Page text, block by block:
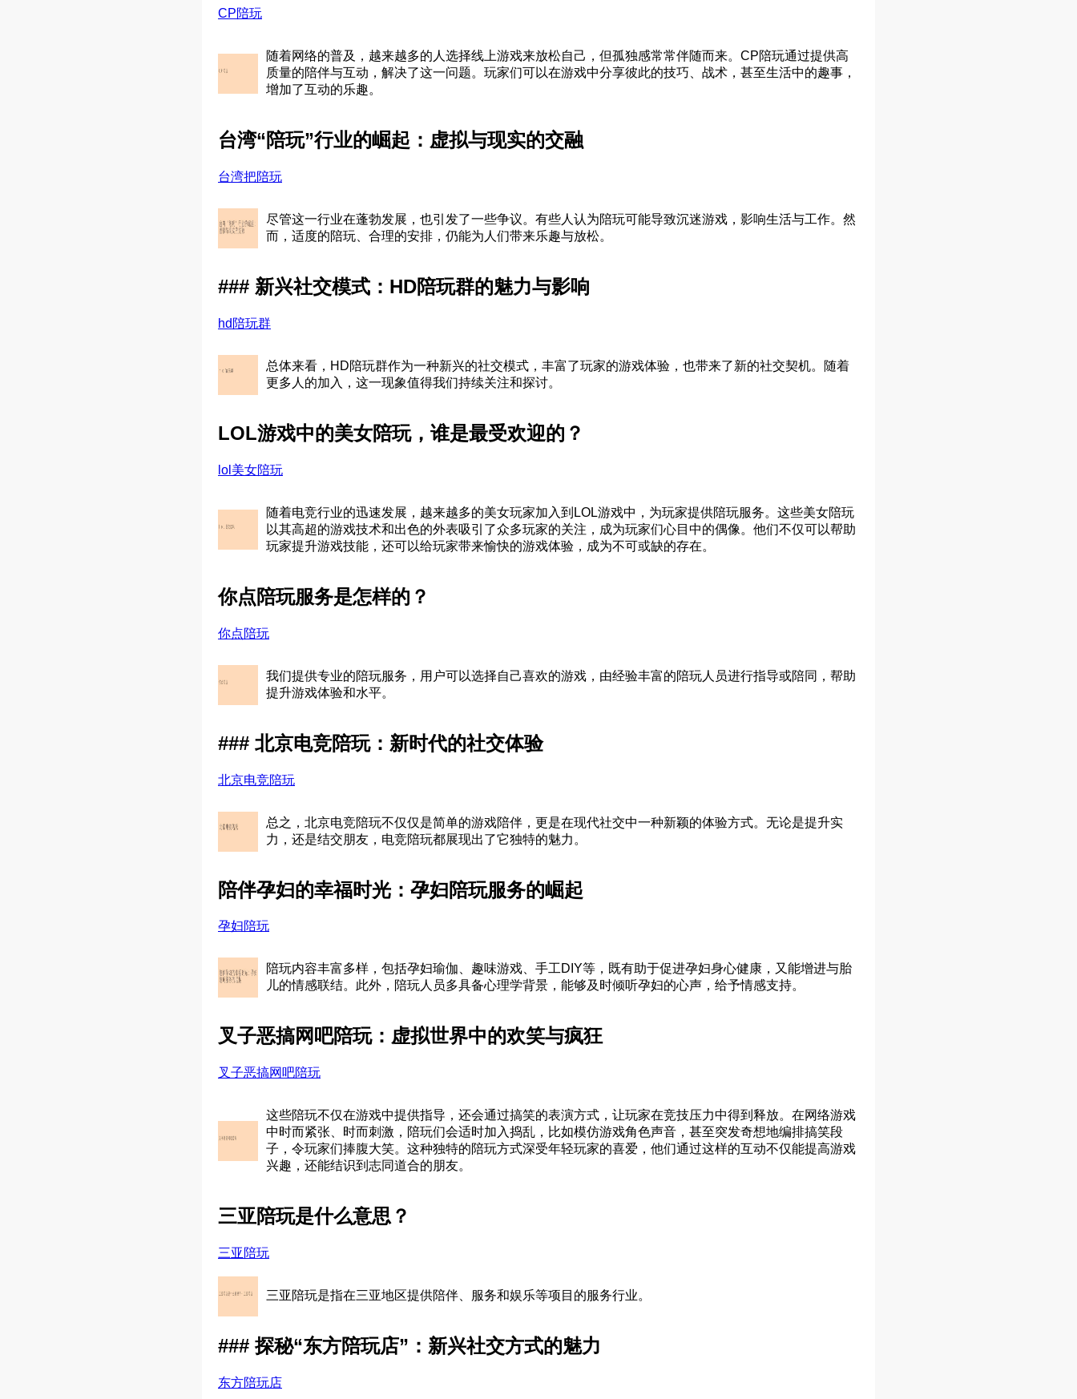
CP陪玩
随着网络的普及，越来越多的人选择线上游戏来放松自己，但孤独感常常伴随而来。CP陪玩通过提供高
质量的陪伴与互动，解决了这一问题。玩家们可以在游戏中分享彼此的技巧、战术，甚至生活中的趣事，
增加了互动的乐趣。
台湾“陪玩”行业的崛起：虚拟与现实的交融
台湾把陪玩
尽管这一行业在蓬勃发展，也引发了一些争议。有些人认为陪玩可能导致沉迷游戏，影响生活与工作。然
而，适度的陪玩、合理的安排，仍能为人们带来乐趣与放松。
### 新兴社交模式：HD陪玩群的魅力与影响
hd陪玩群
总体来看，HD陪玩群作为一种新兴的社交模式，丰富了玩家的游戏体验，也带来了新的社交契机。随着
更多人的加入，这一现象值得我们持续关注和探讨。
LOL游戏中的美女陪玩，谁是最受欢迎的？
lol美女陪玩
随着电竞行业的迅速发展，越来越多的美女玩家加入到LOL游戏中，为玩家提供陪玩服务。这些美女陪玩
以其高超的游戏技术和出色的外表吸引了众多玩家的关注，成为玩家们心目中的偶像。他们不仅可以帮助
玩家提升游戏技能，还可以给玩家带来愉快的游戏体验，成为不可或缺的存在。
你点陪玩服务是怎样的？
你点陪玩
我们提供专业的陪玩服务，用户可以选择自己喜欢的游戏，由经验丰富的陪玩人员进行指导或陪同，帮助
提升游戏体验和水平。
### 北京电竞陪玩：新时代的社交体验
北京电竞陪玩
总之，北京电竞陪玩不仅仅是简单的游戏陪伴，更是在现代社交中一种新颖的体验方式。无论是提升实
力，还是结交朋友，电竞陪玩都展现出了它独特的魅力。
陪伴孕妇的幸福时光：孕妇陪玩服务的崛起
孕妇陪玩
陪玩内容丰富多样，包括孕妇瑜伽、趣味游戏、手工DIY等，既有助于促进孕妇身心健康，又能增进与胎
儿的情感联结。此外，陪玩人员多具备心理学背景，能够及时倾听孕妇的心声，给予情感支持。
叉子恶搞网吧陪玩：虚拟世界中的欢笑与疯狂
叉子恶搞网吧陪玩
这些陪玩不仅在游戏中提供指导，还会通过搞笑的表演方式，让玩家在竞技压力中得到释放。在网络游戏
中时而紧张、时而刺激，陪玩们会适时加入捣乱，比如模仿游戏角色声音，甚至突发奇想地编排搞笑段
子，令玩家们捧腹大笑。这种独特的陪玩方式深受年轻玩家的喜爱，他们通过这样的互动不仅能提高游戏
兴趣，还能结识到志同道合的朋友。
三亚陪玩是什么意思？
三亚陪玩
三亚陪玩是指在三亚地区提供陪伴、服务和娱乐等项目的服务行业。
### 探秘“东方陪玩店”：新兴社交方式的魅力
东方陪玩店